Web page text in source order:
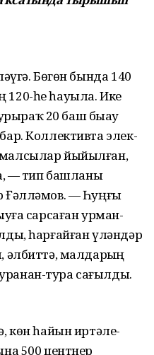
Бөгөн бында 140
һе һауыла. Ике
20 баш быҙау
Коллективта элек-
йыйылған,
— тип башланы
Ғәлләмов. — Һуңғы
сарсаған урман-
һарғайған үләндәр
әлбиттә, малдарҙың
тура сағылды.
көн һайын иртәле-
500 центнер